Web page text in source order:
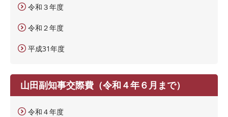
令和３年度
令和２年度
平成31年度
山田副知事交際費（令和４年６月まで）
令和４年度